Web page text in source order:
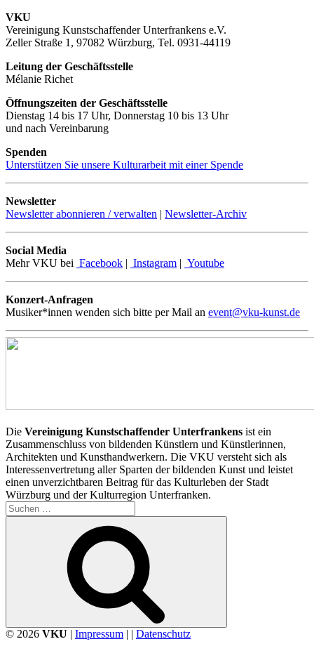
VKU
Vereinigung Kunstschaffender Unterfrankens e.V.
Zeller Straße 1, 97082 Würzburg, Tel. 0931-44119
Leitung der Geschäftsstelle
Mélanie Richet
Öffnungszeiten der Geschäftsstelle
Dienstag 14 bis 17 Uhr, Donnerstag 10 bis 13 Uhr
und nach Vereinbarung
Spenden
Unterstützen Sie unsere Kulturarbeit mit einer Spende
Newsletter
Newsletter abonnieren / verwalten | Newsletter-Archiv
Social Media
Mehr VKU bei Facebook | Instagram | Youtube
Konzert-Anfragen
Musiker*innen wenden sich bitte per Mail an event@vku-kunst.de
Die Vereinigung Kunstschaffender Unterfrankens ist ein
Zusammenschluss von bildenden Künstlern und Künstlerinnen,
Architekten und Kunsthandwerkern. Die VKU versteht sich als
Interessenvertretung aller Sparten der bildenden Kunst und leistet
einen unverzichtbaren Beitrag für das Kulturleben der Stadt
Würzburg und der Kulturregion Unterfranken.
Suchen
nach:
© 2026 VKU | Impressum | | Datenschutz